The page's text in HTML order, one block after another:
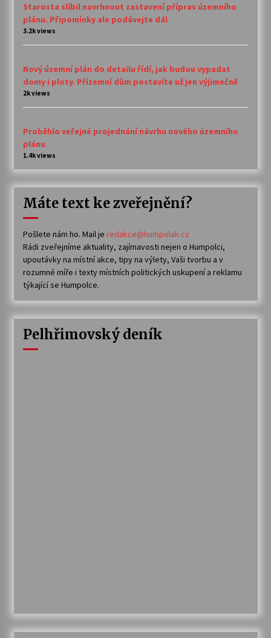
Starosta slíbil navrhnout zastavení příprav územního
plánu. Připomínky ale podávejte dál
3.2k views
Nový územní plán do detailu řídí, jak budou vypadat
domy i ploty. Přízemní dům postavíte už jen výjimečně
2k views
Proběhlo veřejné projednání návrhu nového územního
plánu
1.4k views
Máte text ke zveřejnění?
Pošlete nám ho. Mail je redakce@humpolak.cz
Rádi zveřejníme aktuality, zajímavosti nejen o Humpolci,
upoutávky na místní akce, tipy na výlety, Vaši tvorbu a v
rozumné míře i texty místních politických uskupení a reklamu
týkající se Humpolce.
Pelhřimovský deník